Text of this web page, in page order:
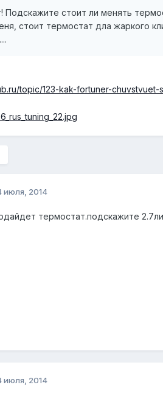
Подскажите стоит ли менять
стоит термостат дла жаркого
topic/123-kak-fortuner-chuvstvuet-
июля, 2014
термостат.подскажите
июля, 2014